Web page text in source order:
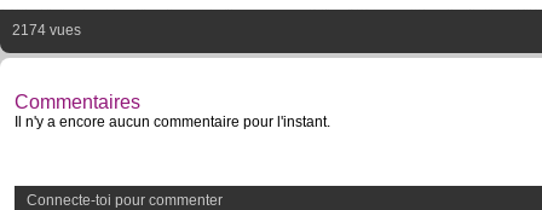
2174 vues
Commentaires
Il n'y a encore aucun commentaire pour l'instant.
Connecte-toi pour commenter